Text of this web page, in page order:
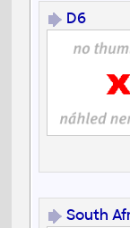
D6
South